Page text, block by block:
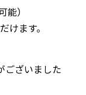
）
けます。
ございました